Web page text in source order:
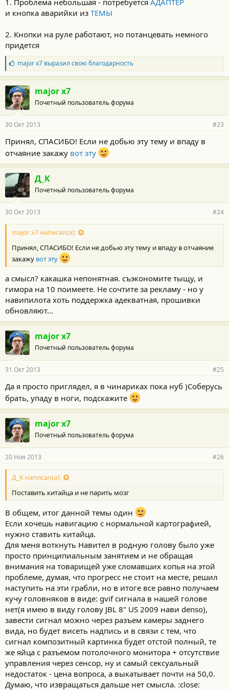
1. Проблема небольшая - потребуется АДАПТЕР
и кнопка аварийки из ТЕМЫ
2. Кнопки на руле работают, но потанцевать немного
придется
Б
л
а
г
о
д
а
н
с
т
:
major x7выразил свою благодарность
major x7
Почетный пользователь форума
30 Окт 2013 #23
Принял, СПАСИБО! Если не добью эту тему и впаду в
отчаяние закажу вот эту
Д_К
Почетный пользователь форума
30 Окт 2013 #24
major x7 написал(а):
Принял, СПАСИБО! Если не добью эту тему и впаду в отчаяние
закажу вот эту
а смысл? какашка непонятная. съэкономите тыщу, и
гимора на 10 поимеете. Не сочтите за рекламу - но у
навипилота хоть поддержка адекватная, прошивки
обновляют...
major x7
Почетный пользователь форума
31 Окт 2013 #25
Да я просто приглядел, я в чинариках пока нуб )Соберусь
брать, упаду в ноги, подскажите
major x7
Почетный пользователь форума
20 Ноя 2013 #26
Д_К написал(а):
Поставить китайца и не парить мозг
В общем, итог данной темы один
Если хочешь навигацию с нормальной картографией,
нужно ставить китайца.
Для меня воткнуть Навител в родную голову было уже
просто принципиальным занятием и не обращая
внимания на товарищей уже сломавших копья на этой
проблеме, думая, что прогресс не стоит на месте, решил
наступить на эти грабли, но в итоге все равно получаем
кучу головняков в виде: gvif сигнала в нашей голове
нет(я имею в виду голову JBL 8" US 2009 нави denso),
завести сигнал можно через разъем камеры заднего
вида, но будет висеть надпись и в связи с тем, что
сигнал композитный картинка будет отстой полный, те
же яйца с разъемом потолочного монитора + отсутствие
управления через сенсор, ну и самый сексуальный
недостаток - цена вопроса, а выкатывает почти на 50,0.
Думаю, что извращаться дальше нет смысла. :close: